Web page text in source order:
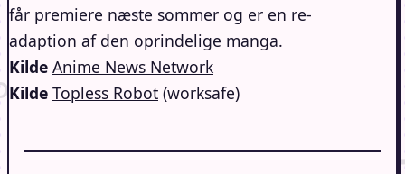
får premiere næste sommer og er en re-
adaption af den oprindelige manga.
Kilde Anime News Network
Kilde Topless Robot (worksafe)